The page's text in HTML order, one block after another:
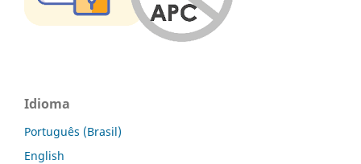
Idioma
Português (Brasil)
English